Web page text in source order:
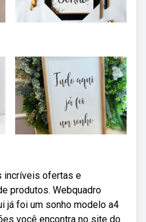
incríveis ofertas e
produtos. Webquadro
já foi um sonho modelo a4
você encontra no site do